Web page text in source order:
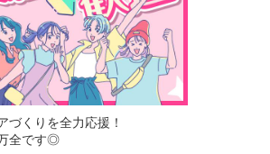
づくりを全力応援！
全です◎